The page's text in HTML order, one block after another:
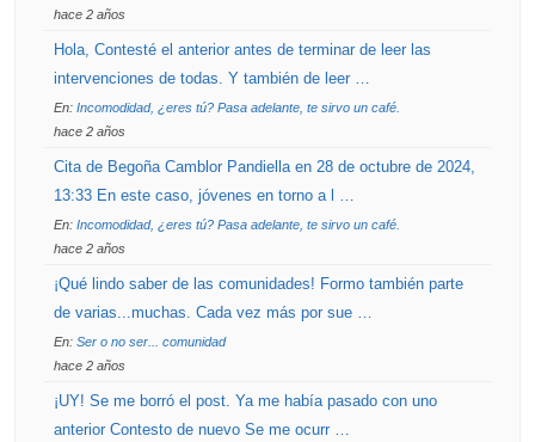
hace 2 años
Hola, Contesté el anterior antes de terminar de leer las
intervenciones de todas. Y también de leer …
En: Incomodidad, ¿eres tú? Pasa adelante, te sirvo un café.
hace 2 años
Cita de Begoña Camblor Pandiella en 28 de octubre de 2024,
13:33 En este caso, jóvenes en torno a l …
En: Incomodidad, ¿eres tú? Pasa adelante, te sirvo un café.
hace 2 años
¡Qué lindo saber de las comunidades! Formo también parte
de varias...muchas. Cada vez más por sue …
En: Ser o no ser... comunidad
hace 2 años
¡UY! Se me borró el post. Ya me había pasado con uno
anterior Contesto de nuevo Se me ocurr …